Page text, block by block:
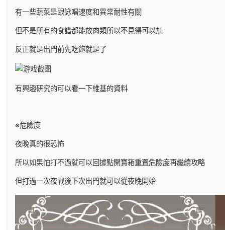
有一些蔬菜是跟詠唱速度和異常耐性有關
但不是所有的食譜都能放肉類所以不見得可以加
反正就是出門前先吃飽就是了
有興趣研究的可以看一下維基的資料
※危險度
夜晚真的很恐怖
所以如果怕打不過就可以回據點開寶箱重置危險度再繼續攻略
但打過一次夜戰後下次出門就可以從夜晚開始